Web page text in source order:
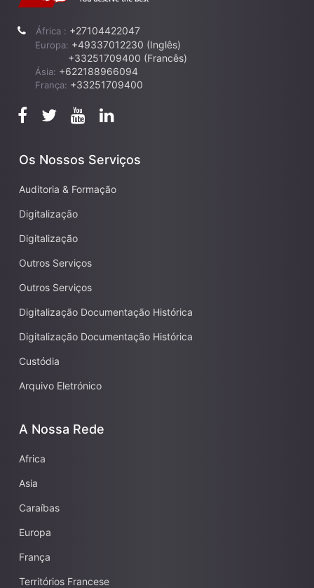
África : +27104422047
Europa: +49337012230 (Inglês)
+33251709400 (Francês)
Ásia: +622188966094
França: +33251709400
Os Nossos Serviços
Auditoria & Formação
Digitalização
Digitalização
Outros Serviços
Outros Serviços
Digitalização Documentação Histórica
Digitalização Documentação Histórica
Custódia
Arquivo Eletrónico
A Nossa Rede
Africa
Asia
Caraíbas
Europa
França
Territórios Francese